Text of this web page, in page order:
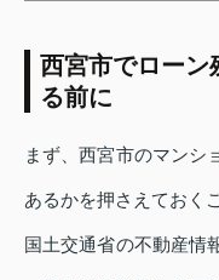
西宮市でローン
る前に
まず、西宮市のマンシ
あるかを押さえておく
国土交通省の不動産情